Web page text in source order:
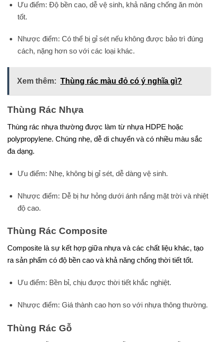
Ưu điểm: Độ bền cao, dễ vệ sinh, khả năng chống ăn mòn
tốt.
Nhược điểm: Có thể bị gỉ sét nếu không được bảo trì đúng
cách, nặng hơn so với các loại khác.
Xem thêm: Thùng rác màu đỏ có ý nghĩa gì?
Thùng Rác Nhựa
Thùng rác nhựa thường được làm từ nhựa HDPE hoặc
polypropylene. Chúng nhẹ, dễ di chuyển và có nhiều màu sắc
đa dạng.
Ưu điểm: Nhẹ, không bị gỉ sét, dễ dàng vệ sinh.
Nhược điểm: Dễ bị hư hỏng dưới ánh nắng mặt trời và nhiệt
độ cao.
Thùng Rác Composite
Composite là sự kết hợp giữa nhựa và các chất liệu khác, tạo
ra sản phẩm có độ bền cao và khả năng chống thời tiết tốt.
Ưu điểm: Bền bỉ, chịu được thời tiết khắc nghiệt.
Nhược điểm: Giá thành cao hơn so với nhựa thông thường.
Thùng Rác Gỗ